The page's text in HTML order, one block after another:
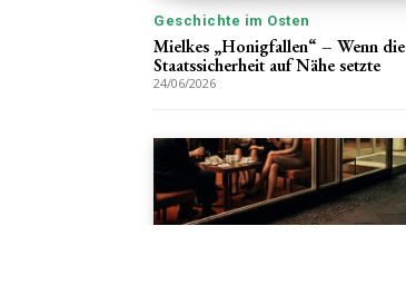
Geschichte im Osten
Mielkes „Honigfallen“ – Wenn die
Staatssicherheit auf Nähe setzte
24/06/2026